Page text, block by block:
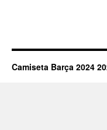
Camiseta Barça 2024